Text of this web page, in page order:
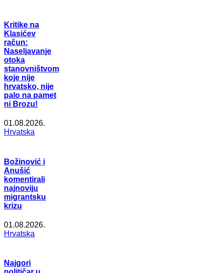
Kritike na
Klasićev
račun:
Naseljavanje
otoka
stanovništvom
koje nije
hrvatsko, nije
palo na pamet
ni Brozu!
01.08.2026.
Hrvatska
Božinović i
Anušić
komentirali
najnoviju
migrantsku
krizu
01.08.2026.
Hrvatska
Najgori